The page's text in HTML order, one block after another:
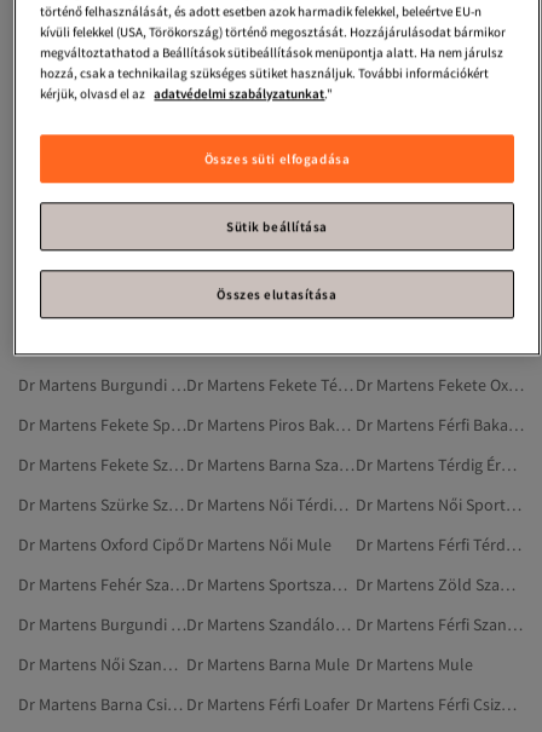
Dr Martens Szürke Bakancsok
Dr Martens Fekete Szandál
Dr Martens Férfi Oxford Cipő
Dr Martens Szürke SzandálDr Martens Női Szandál
Dr Martens Burgundi Lapos Cipő
Dr Martens Zöld Szandál
Dr Martens Narancs Bakancsok
Dr Martens Férfi Sportszandál
Dr Martens Szandál
Dr Martens Piros Cipők
Dr Martens Bézs Bakancsok
Dr Martens Burgundi Bakancsok
Dr Martens Fekete Térdig Érő Csizma
Dr Martens Fekete Oxford Cipő
Dr Martens Fekete Sportszandál
Dr Martens Piros Bakancsok
Dr Martens Férfi Bakancsok
Dr Martens Fekete Szandálok És Papucsok
Dr Martens Barna Szandálok És Papucsok
Dr Martens Térdig Érő Csizma
Dr Martens Szürke Szandálok És Papucsok
Dr Martens Női Térdig Érő Csizma
Dr Martens Női Sportszandál
Dr Martens Oxford CipőDr Martens Női Mule
Dr Martens Férfi Térdig Érő Csizma
Dr Martens Fehér Szandálok És Papucsok
Dr Martens Sportszandál
Dr Martens Zöld Szandálok És Papucsok
Dr Martens Burgundi Térdig Érő Csizma
Dr Martens Szandálok És Papucsok
Dr Martens Férfi Szandálok És Papucsok
Dr Martens Női Szandálok És Papucsok Dr Martens Barna Mule Dr Martens Mule
Dr Martens Barna Csizmák És Magas Szárú Csizmák Dr Martens Férfi Loafer
Dr Martens Férfi Csizmák És Magas Szárú Csizmák
történő felhasználását, és adott esetben azok harmadik felekkel, beleértve EU-n
kívüli felekkel (USA, Törökország) történő megosztását. Hozzájárulásodat bármikor
megváltoztathatod a Beállítások sütibeállítások menüpontja alatt. Ha nem járulsz
hozzá, csak a technikailag szükséges sütiket használjuk. További információkért
kérjük, olvasd el az adatvédelmi szabályzatunkat."
Összes süti elfogadása
Sütik beállítása
Összes elutasítása